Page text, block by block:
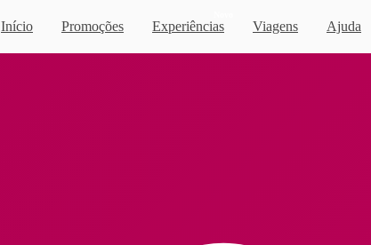
Início Promoções Experiências Viagens Ajuda